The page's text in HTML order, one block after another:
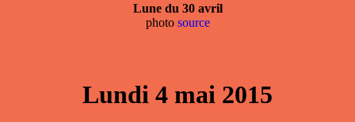
Lune du 30 avril
photo source
Lundi 4 mai 2015